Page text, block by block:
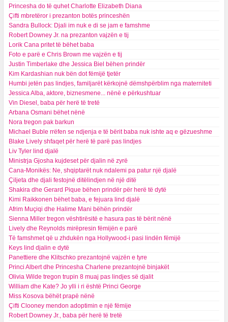
Princesha do të quhet Charlotte Elizabeth Diana
Çifti mbretëror i prezanton botës princeshën
Sandra Bullock: Djali im nuk e di se jam e famshme
Robert Downey Jr. na prezanton vajzën e tij
Lorik Cana pritet të bëhet baba
Foto e parë e Chris Brown me vajzën e tij
Justin Timberlake dhe Jessica Biel bëhen prindër
Kim Kardashian nuk bën dot fëmijë tjetër
Humbi jetën pas lindjes, familjarët kërkojnë dëmshpërblim nga materniteti
Jessica Alba, aktore, biznesmene... nënë e përkushtuar
Vin Diesel, baba për herë të tretë
Arbana Osmani bëhet nënë
Nora tregon pak barkun
Michael Buble rrëfen se ndjenja e të bërit baba nuk ishte aq e gëzueshme
Blake Lively shfaqet për herë të parë pas lindjes
Liv Tyler lind djalë
Ministrja Gjosha kujdeset për djalin në zyrë
Cana-Monikës: Ne, shqiptarët nuk ndalemi pa patur një djalë
Çiljeta dhe djali festojnë ditëlindjen në një ditë
Shakira dhe Gerard Pique bëhen prindër për herë të dytë
Kimi Raikkonen bëhet baba, e fejuara lind djalë
Afrim Muçiqi dhe Halime Mani bëhën prindër
Sienna Miller tregon vështirësitë e hasura pas të bërit nënë
Lively dhe Reynolds mirëpresin fëmijën e parë
Të famshmet që u zhdukën nga Hollywood-i pasi lindën fëmijë
Keys lind djalin e dytë
Panettiere dhe Klitschko prezantojnë vajzën e tyre
Princi Albert dhe Princesha Charlene prezantojnë binjakët
Olivia Wilde tregon trupin 8 muaj pas lindjes së djalit
William dhe Kate? Jo ylli i ri është Princi George
Miss Kosova bëhët prapë nënë
Çifti Clooney mendon adoptimin e një fëmije
Robert Downey Jr., baba për herë të tretë